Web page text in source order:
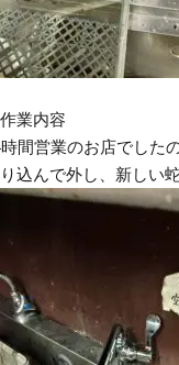
業内容
間営業のお店でした
込んで外し、新しい